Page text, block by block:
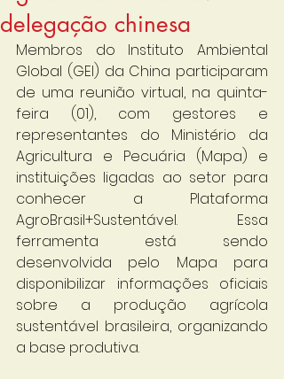
delegação chinesa
Membros do Instituto Ambiental
Global (GEI) da China participaram
de uma reunião virtual, na quinta-
feira (01), com gestores e
representantes do Ministério da
Agricultura e Pecuária (Mapa) e
instituições ligadas ao setor para
conhecer a Plataforma
AgroBrasil+Sustentável. Essa
ferramenta está sendo
desenvolvida pelo Mapa para
disponibilizar informações oficiais
sobre a produção agrícola
sustentável brasileira, organizando
a base produtiva.